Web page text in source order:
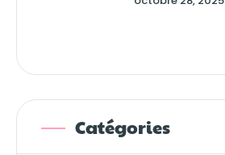
Catégories